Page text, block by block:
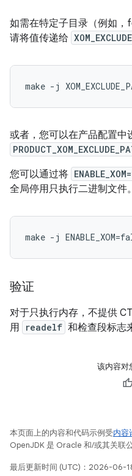
如需在特定子目录（例如，
请将值传递给
make -j
或者，您可以在产品配置中
您可以通过将
全局停用只执行二进制文件。
make -j
验证
对于只执行内存，不提供
用
readelf 和检查段标志
该内容对
本页面上的内容和代码示例受内容
OpenJDK 是 Oracle 和/或其关联
最后更新时间 (UTC)：2026-06-18